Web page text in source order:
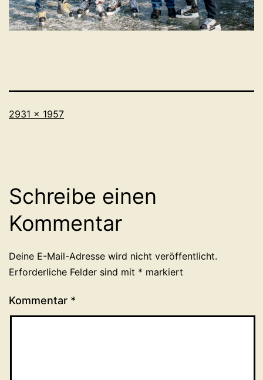
Originalgröße
2931 × 1957
Schreibe einen
Kommentar
Deine E-Mail-Adresse wird nicht veröffentlicht.
Erforderliche Felder sind mit * markiert
Kommentar *